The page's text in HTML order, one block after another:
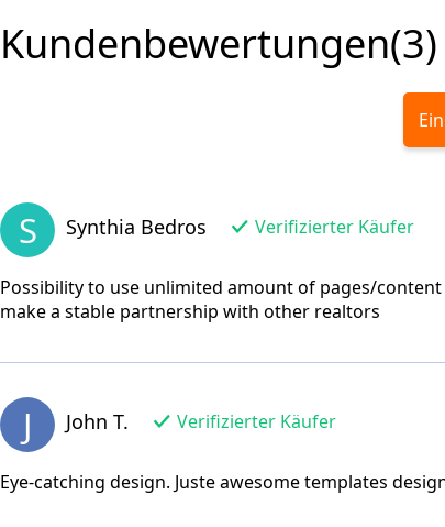
Kundenbewertungen(3)
S Synthia Bedros Verifizierter Käufer
Possibility to use unlimited amount of pages/
make a stable partnership with other realtors
J John T. Verifizierter Käufer
Eye-catching design. Juste awesome templates